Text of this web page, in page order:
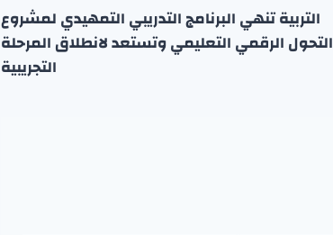
التربية تنهي البرنامج التدريبي التمهيدي لمشروع
التحول الرقمي التعليمي وتستعد لانطلاق المرحلة
التجريبية